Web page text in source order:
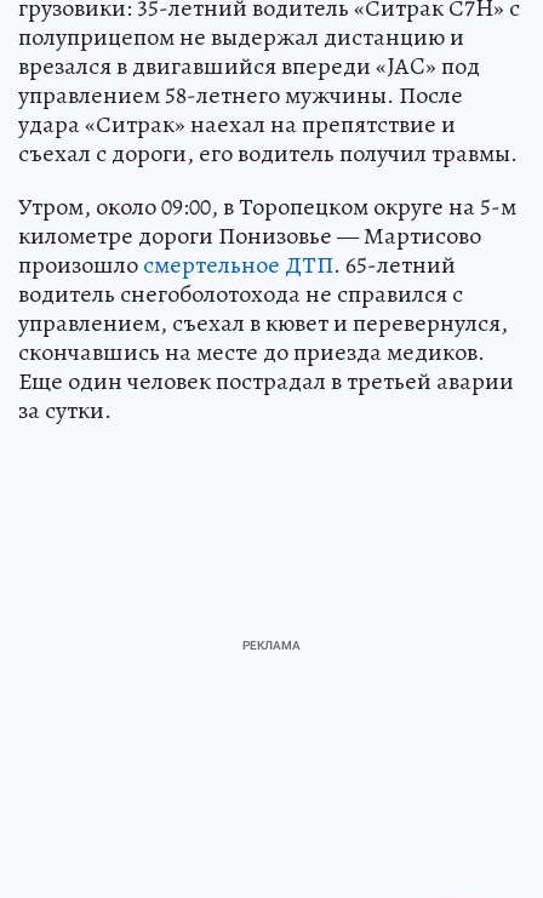
грузовики: 35-летний водитель «Ситрак С7H» с
полуприцепом не выдержал дистанцию и
врезался в двигавшийся впереди «JAC» под
управлением 58-летнего мужчины. После
удара «Ситрак» наехал на препятствие и
съехал с дороги, его водитель получил травмы.
Утром, около 09:00, в Торопецком округе на 5-м
километре дороги Понизовье — Мартисово
произошлосмертельное ДТП. 65-летний
водитель снегоболотохода не справился с
управлением, съехал в кювет и перевернулся,
скончавшись на месте до приезда медиков.
Еще один человек пострадал в третьей аварии
за сутки.